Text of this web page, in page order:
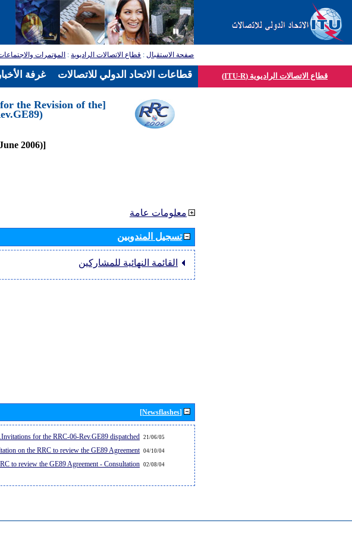
صفحة الاستقبال: قطاع الاتصالات الراديوية: المؤتمرات
قطاع الاتصالات الراديوية (ITU-R)
the Revision of the
[(Geneva, Switzerland, 15 May-16 June 2006)]
معلومات عامة
تسجيل المندوبين
القائمة النهائية للمشاركين
[Newsflashes]
21/06/05
Invitations for the RRC-06-Rev.GE89 dispatched...
04/10/04
on the RRC to review the GE89 Agreement
02/08/04
to review the GE89 Agreement - Consultation
غرفة الأخبار قطاعات الاتحاد الدولي للاتصالات